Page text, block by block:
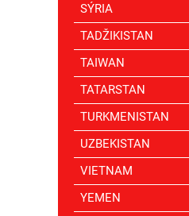
SÝRIA
TADŽIKISTAN
TAIWAN
TATARSTAN
TURKMENISTAN
UZBEKISTAN
VIETNAM
YEMEN